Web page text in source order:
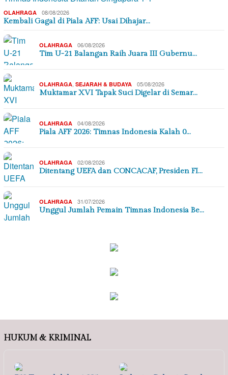
OLAHRAGA 08/08/2026
Kembali Gagal di Piala AFF: Usai Dihajar…
OLAHRAGA 06/08/2026
Tim U-21 Balangan Raih Juara III Gubernu…
OLAHRAGA SEJARAH & BUDAYA 05/08/2026
Muktamar XVI Tapak Suci Digelar di Semar…
OLAHRAGA 04/08/2026
Piala AFF 2026: Timnas Indonesia Kalah 0…
OLAHRAGA 02/08/2026
Ditentang UEFA dan CONCACAF, Presiden FI…
OLAHRAGA 31/07/2026
Unggul Jumlah Pemain Timnas Indonesia Be…
HUKUM & KRIMINAL